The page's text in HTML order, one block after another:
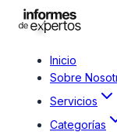
Inicio
Sobre
Servicios
Categorías